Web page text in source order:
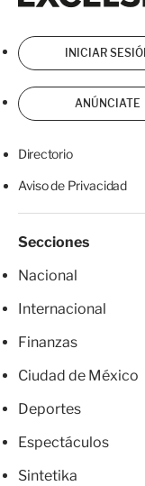
INICIAR
ANÚNCIATE
Directorio
Aviso de Privacidad
Secciones
Nacional
Internacional
Finanzas
Ciudad de México
Deportes
Espectáculos
Sintetika